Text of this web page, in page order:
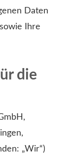
Daten
Ihre
die
„Wir“)